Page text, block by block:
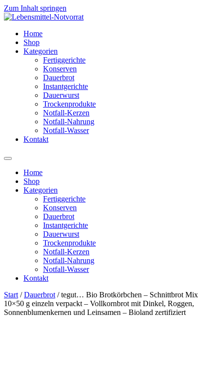
Zum Inhalt springen
Home
Shop
Kategorien
Fertiggerichte
Konserven
Dauerbrot
Instantgerichte
Dauerwurst
Trockenprodukte
Notfall-Kerzen
Notfall-Nahrung
Notfall-Wasser
Kontakt
Home
Shop
Kategorien
Fertiggerichte
Konserven
Dauerbrot
Instantgerichte
Dauerwurst
Trockenprodukte
Notfall-Kerzen
Notfall-Nahrung
Notfall-Wasser
Kontakt
Start /Dauerbrot / tegut… Bio Brotkörbchen – Schnittbrot Mix
10×50 g einzeln verpackt – Vollkornbrot mit Dinkel, Roggen,
Sonnenblumenkernen und Leinsamen – Bioland zertifiziert